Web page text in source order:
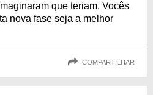
que teriam. Vocês
nova fase seja a melhor
COMPARTILHAR